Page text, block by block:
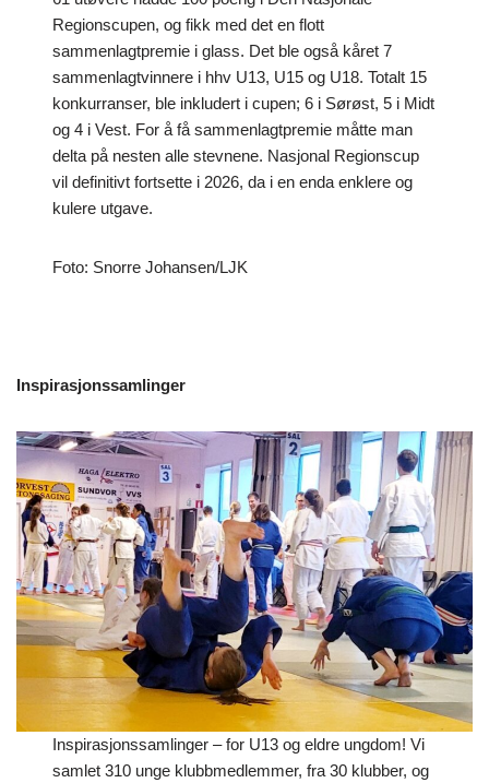
Regionscupen, og fikk med det en flott
sammenlagtpremie i glass. Det ble også kåret 7
sammenlagtvinnere i hhv U13, U15 og U18. Totalt 15
konkurranser, ble inkludert i cupen; 6 i Sørøst, 5 i Midt
og 4 i Vest. For å få sammenlagtpremie måtte man
delta på nesten alle stevnene. Nasjonal Regionscup
vil definitivt fortsette i 2026, da i en enda enklere og
kulere utgave.
Foto: Snorre Johansen/LJK
Inspirasjonssamlinger
Inspirasjonssamlinger – for U13 og eldre ungdom! Vi
samlet 310 unge klubbmedlemmer, fra 30 klubber, og